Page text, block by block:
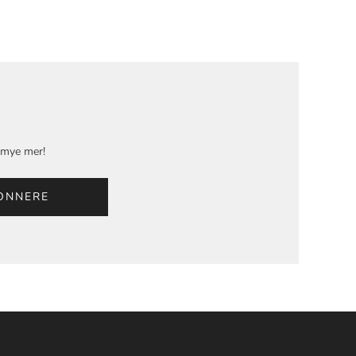
mer!